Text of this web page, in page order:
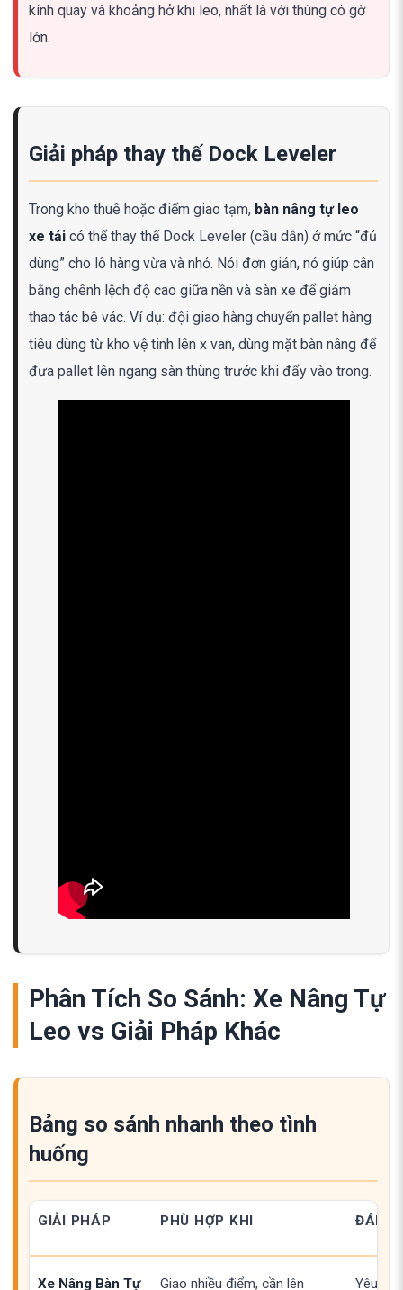
kính quay và khoảng hở khi leo, nhất là với thùng có gờ
lớn.
Giải pháp thay thế Dock Leveler
Trong kho thuê hoặc điểm giao tạm, bàn nâng tự leo
xe tải có thể thay thế Dock Leveler (cầu dẫn) ở mức “đủ
dùng” cho lô hàng vừa và nhỏ. Nói đơn giản, nó giúp cân
bằng chênh lệch độ cao giữa nền và sàn xe để giảm
thao tác bê vác. Ví dụ: đội giao hàng chuyển pallet hàng
tiêu dùng từ kho vệ tinh lên x van, dùng mặt bàn nâng để
đưa pallet lên ngang sàn thùng trước khi đẩy vào trong.
Phân Tích So Sánh: Xe Nâng Tự
Leo vs Giải Pháp Khác
Bảng so sánh nhanh theo tình
huống
GIẢI PHÁP PHÙ HỢP KHI ĐÁNH
Xe Nâng Bàn Tự Giao nhiều điểm, cần lên Yêu